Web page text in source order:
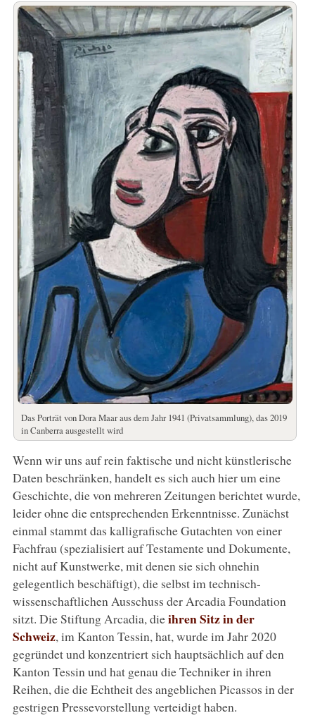
Das Porträt von Dora Maar aus dem Jahr 1941 (Privatsammlung), das 2019
in Canberra ausgestellt wird
Wenn wir uns auf rein faktische und nicht künstlerische
Daten beschränken, handelt es sich auch hier um eine
Geschichte, die von mehreren Zeitungen berichtet wurde,
leider ohne die entsprechenden Erkenntnisse. Zunächst
einmal stammt das kalligrafische Gutachten von einer
Fachfrau (spezialisiert auf Testamente und Dokumente,
nicht auf Kunstwerke, mit denen sie sich ohnehin
gelegentlich beschäftigt), die selbst im technisch-
wissenschaftlichen Ausschuss der Arcadia Foundation
sitzt. Die Stiftung Arcadia, dieihren Sitz in der
Schweiz, im Kanton Tessin, hat, wurde im Jahr 2020
gegründet und konzentriert sich hauptsächlich auf den
Kanton Tessin und hat genau die Techniker in ihren
Reihen, die die Echtheit des angeblichen Picassos in der
gestrigen Pressevorstellung verteidigt haben.